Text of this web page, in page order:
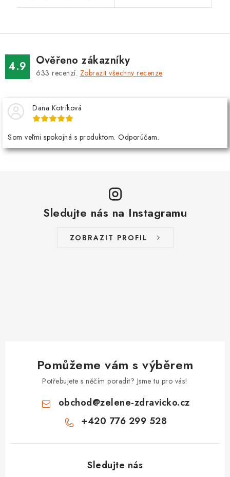
4.9 Ověřeno zákazníky
633 recenzí. Zobrazit všechny recenze
Dana Kotríková
Som veľmi spokojná s produktom. Odporúčam.
Sledujte nás na Instagramu
ZOBRAZIT PROFIL
Pomůžeme vám s výběrem
Potřebujete s něčím poradit? Jsme tu pro vás!
obchod@zelene-zdravicko.cz
+420 776 299 528